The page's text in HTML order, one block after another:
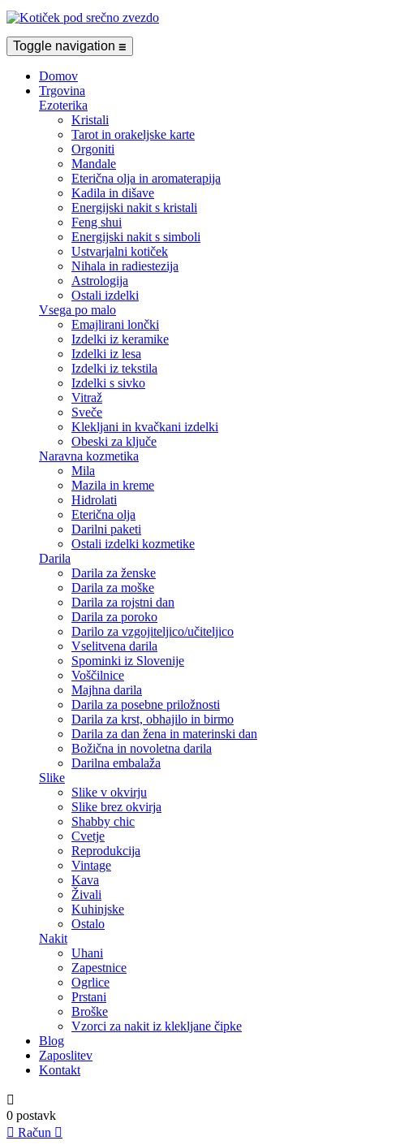
Toggle navigation ☰
Domov
Trgovina
Ezoterika
Kristali
Tarot in orakeljske karte
Orgoniti
Mandale
Eterična olja in aromaterapija
Kadila in dišave
Energijski nakit s kristali
Feng shui
Energijski nakit s simboli
Ustvarjalni kotiček
Nihala in radiestezija
Astrologija
Ostali izdelki
Vsega po malo
Emajlirani lončki
Izdelki iz keramike
Izdelki iz lesa
Izdelki iz tekstila
Izdelki s sivko
Vitraž
Sveče
Klekljani in kvačkani izdelki
Obeski za ključe
Naravna kozmetika
Mila
Mazila in kreme
Hidrolati
Eterična olja
Darilni paketi
Ostali izdelki kozmetike
Darila
Darila za ženske
Darila za moške
Darila za rojstni dan
Darila za poroko
Darilo za vzgojiteljico/učiteljico
Vselitvena darila
Spominki iz Slovenije
Voščilnice
Majhna darila
Darila za posebne priložnosti
Darila za krst, obhajilo in birmo
Darila za dan žena in materinski dan
Božična in novoletna darila
Darilna embalaža
Slike
Slike v okvirju
Slike brez okvirja
Shabby chic
Cvetje
Reprodukcija
Vintage
Kava
Živali
Kuhinjske
Ostalo
Nakit
Uhani
Zapestnice
Ogrlice
Prstani
Broške
Vzorci za nakit iz klekljane čipke
Blog
Zaposlitev
Kontakt

0 postavk
 Račun 